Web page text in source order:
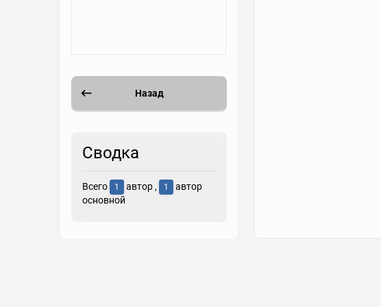
Назад
Сводка
Всего 1 автор , 1
автор
основной